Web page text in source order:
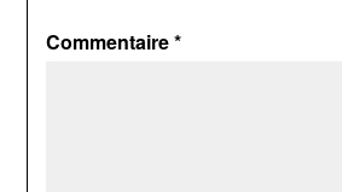
Commentaire*